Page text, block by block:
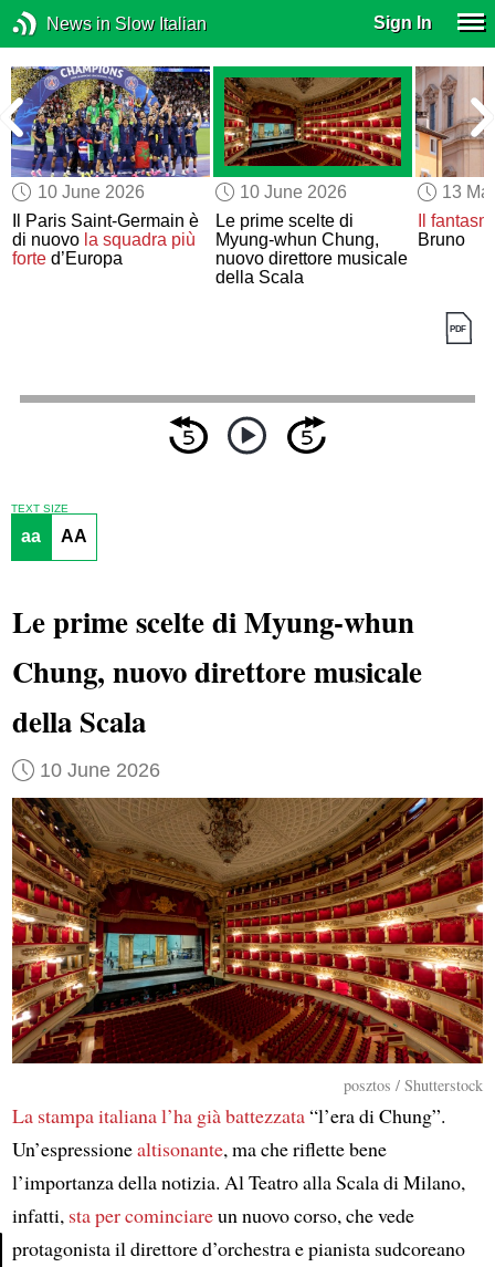
News in Slow Italian Sign In
10 June 2026
Il Paris Saint-Germain è
di nuovo la squadra più
forte d’Europa
10 June 2026
Le prime scelte di
Myung-whun Chung,
nuovo direttore musicale
della Scala
13
Il
Bruno
TEXT SIZE
aa AA
Le prime scelte di Myung-whun
Chung, nuovo direttore musicale
della Scala
10 June 2026
posztos / Shutterstock
La stampa italianal’ha già battezzata“l’era di Chung”.
Un’espressionealtisonante, ma che riflette bene
l’importanza della notizia. Al Teatro alla Scala di Milano,
infatti, sta per cominciareun nuovo corso, che vede
protagonista il direttore d’orchestra e pianista sudcoreano